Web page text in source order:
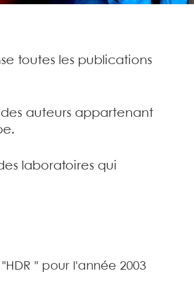
toutes les publications
des auteurs appartenant
laboratoires qui
" pour l'année 2003